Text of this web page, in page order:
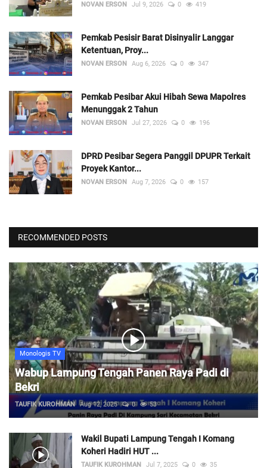
NOVAN ERSON Jul 9, 2026 0 419
Pemkab Pesisir Barat Disinyalir Langgar
Ketentuan, Proy...
NOVAN ERSON Aug 6, 2026 0 347
Pemkab Pesibar Akui Hibah Sewa Mapolres
Menunggak 2 Tahun
NOVAN ERSON Jul 27, 2026 0 196
DPRD Pesibar Segera Panggil DPUPR Terkait
Proyek Kantor...
NOVAN ERSON Aug 7, 2026 0 157
RECOMMENDED POSTS
Monologis TV
Wabup Lampung Tengah Panen Raya Padi di
Bekri
TAUFIK KUROHMAN Aug 12, 2025 0 53
Wakil Bupati Lampung Tengah I Komang
Koheri Hadiri HUT ...
TAUFIK KUROHMAN Jul 7, 2025 0 35